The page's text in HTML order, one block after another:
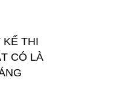
KẾ THI
CÓ LÀ